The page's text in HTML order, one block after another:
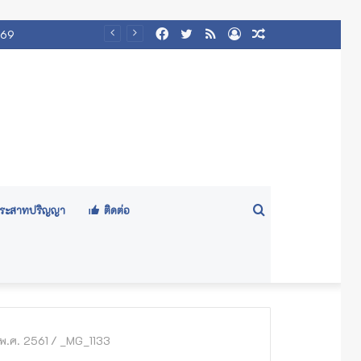
Log
RSS
Twitter
Facebook
ะสาทปริญญา ติดต่อ
.ศ. 2561 / _MG_1133